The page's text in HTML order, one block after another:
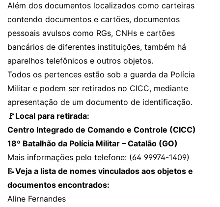
Além dos documentos localizados como carteiras
contendo documentos e cartões, documentos
pessoais avulsos como RGs, CNHs e cartões
bancários de diferentes instituições, também há
aparelhos telefônicos e outros objetos.
Todos os pertences estão sob a guarda da Polícia
Militar e podem ser retirados no CICC, mediante
apresentação de um documento de identificação.
🚩Local para retirada:
Centro Integrado de Comando e Controle (CICC)
18º Batalhão da Polícia Militar – Catalão (GO)
Mais informações pelo telefone: (64 99974-1409)
📝Veja a lista de nomes vinculados aos objetos e
documentos encontrados:
Aline Fernandes